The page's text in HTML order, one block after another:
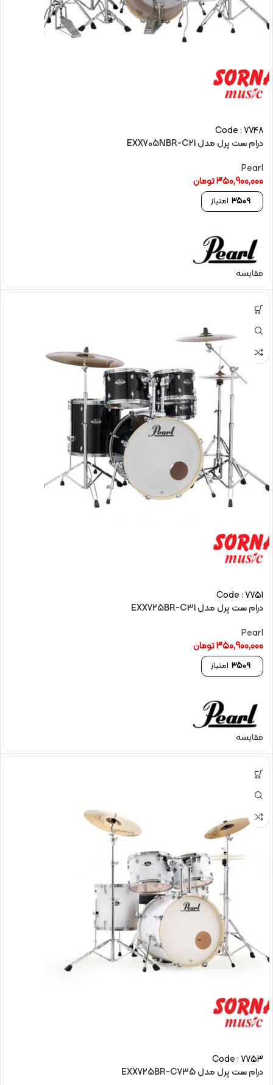
Code : 7748
درام ست پرل مدل EXX705NBR-C21
Pearl
350,900,000تومان
3509 امتیاز
مقایسه
Code : 7751
درام ست پرل مدل EXX725BR-C31
Pearl
350,900,000تومان
3509 امتیاز
مقایسه
Code : 7753
درام ست پرل مدل EXX725BR-C735